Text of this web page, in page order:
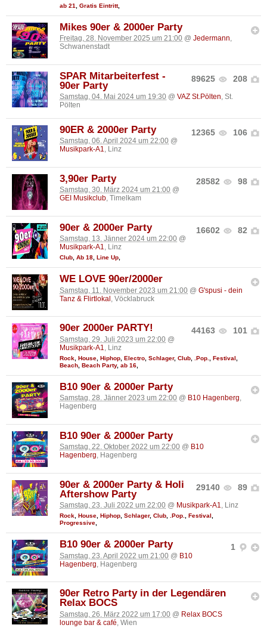
ab 21 Gratis Eintritt,
Mikes 90er & 2000er Party
Freitag, 28. November 2025 um 21:00 @ Jedermann,
Schwanenstadt
89625 208
SPAR Mitarbeiterfest -
90er Party
Samstag, 04. Mai 2024 um 19:30 @ VAZ St.Pölten, St.
Pölten
12365 106
90ER & 2000er Party
Samstag, 06. April 2024 um 22:00 @
Musikpark-A1, Linz
28582 98
3,90er Party
Samstag, 30. März 2024 um 21:00 @
GEI Musikclub, Timelkam
16602 82
90er & 2000er Party
Samstag, 13. Jänner 2024 um 22:00 @
Musikpark-A1, Linz
Club, Ab 18, Line Up,
WE LOVE 90er/2000er
Samstag, 11. November 2023 um 21:00 @ G'spusi - dein
Tanz & Flirtlokal, Vöcklabruck
44163 101
90er 2000er PARTY!
Samstag, 29. Juli 2023 um 22:00 @
Musikpark-A1, Linz
Rock House Hiphop Electro Schlager, Club .Pop. Festival
Beach Beach Party, ab 16
B10 90er & 2000er Party
Samstag, 28. Jänner 2023 um 22:00 @ B10 Hagenberg,
Hagenberg
B10 90er & 2000er Party
Samstag, 22. Oktober 2022 um 22:00 @ B10
Hagenberg, Hagenberg
29140 89
90er & 2000er Party & Holi
Aftershow Party
Samstag, 23. Juli 2022 um 22:00 @ Musikpark-A1, Linz
Rock House Hiphop Schlager, Club .Pop. Festival
Progressive
1
B10 90er & 2000er Party
Samstag, 23. April 2022 um 21:00 @ B10
Hagenberg , Hagenberg
90er Retro Party in der Legendären
Relax BOCS
Samstag, 26. März 2022 um 17:00 @ Relax BOCS
lounge bar & café , Wien